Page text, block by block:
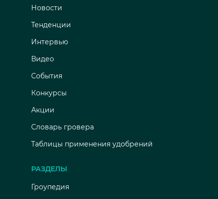
Новости
Тенденции
Интервью
Видео
События
Конкурсы
Акции
Словарь гровера
Таблицы применения удобрений
РАЗДЕЛЫ
Гроупедия